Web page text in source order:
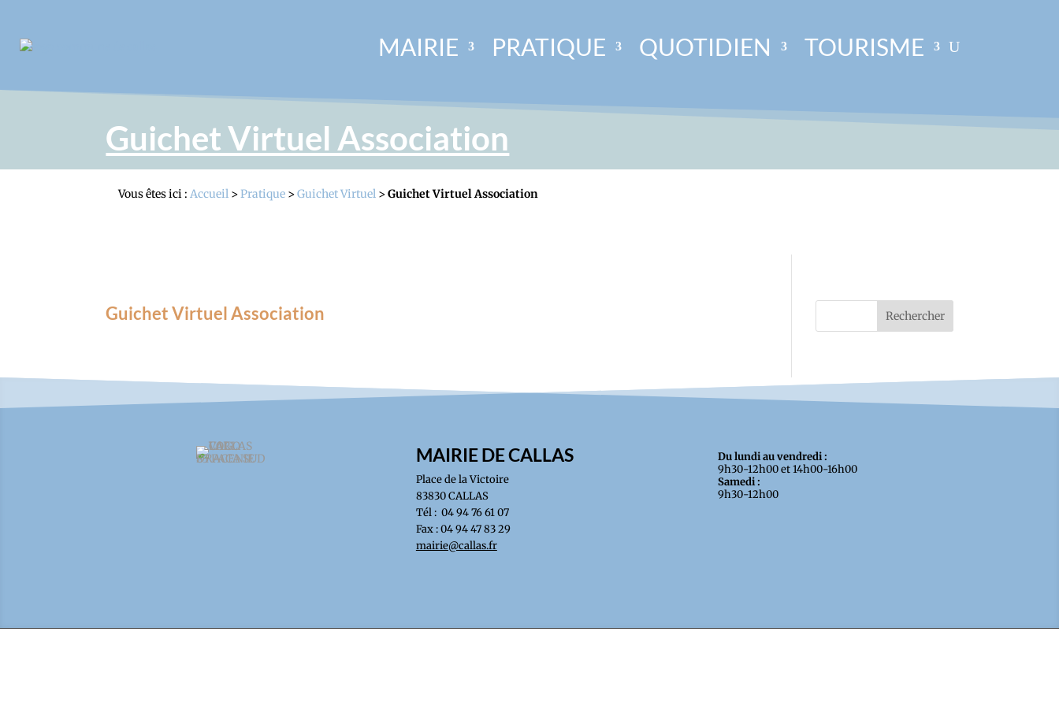
MAIRIE PRATIQUE QUOTIDIEN TOURISME
Guichet Virtuel Association
Vous êtes ici : Accueil >Pratique >Guichet Virtuel >Guichet Virtuel Association
Guichet Virtuel Association
MAIRIE DE CALLAS
Place de la Victoire
83830 CALLAS
Tél : 04 94 76 61 07
Fax : 04 94 47 83 29
mairie@callas.fr
Du lundi au vendredi :
9h30-12h00 et 14h00-16h00
Samedi :
9h30-12h00